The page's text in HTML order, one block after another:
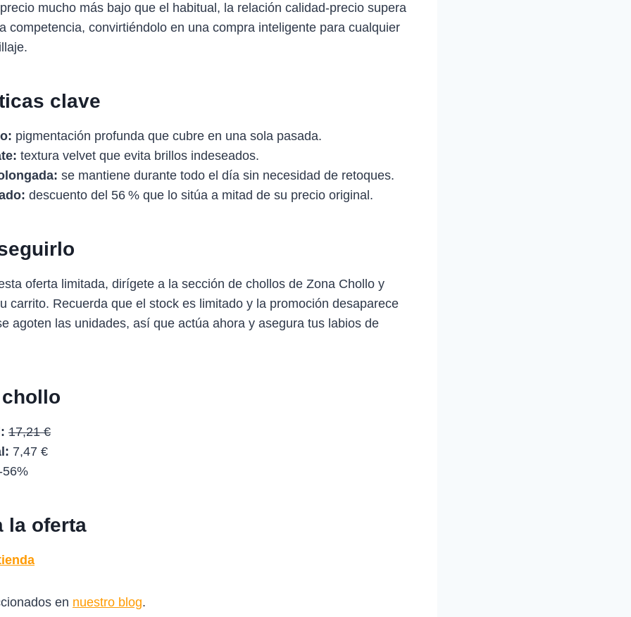
mucho más bajo que el habitual, la relación calidad‑precio supera
competencia, convirtiéndolo en una compra inteligente para cualquier
clave
pigmentación profunda que cubre en una sola pasada.
textura velvet que evita brillos indeseados.
se mantiene durante todo el día sin necesidad de retoques.
descuento del 56 % que lo sitúa a mitad de su precio original.
oferta limitada, dirígete a la sección de chollos de Zona Chollo y
carrito. Recuerda que el stock es limitado y la promoción desaparece
agoten las unidades, así que actúa ahora y asegura tus labios de
17,21 €
7,47 €
56%
la oferta
en nuestro blog.